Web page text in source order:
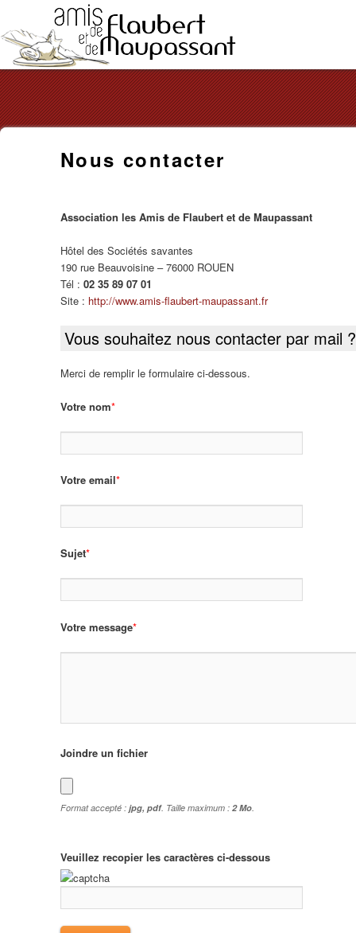
Les
Flaubert
Maupassant
Nous contacter
Association les Amis de Flaubert et de Maupassant
Hôtel des Sociétés savantes
190 rue Beauvoisine – 76000 ROUEN
Tél : 02 35 89 07 01
Site : http://www.amis-flaubert-maupassant.fr
Vous souhaitez nous contacter par mail ?
Merci de remplir le formulaire ci-dessous.
Votre nom*
Votre email*
Sujet*
Votre message*
Joindre un fichier
Format accepté : jpg, pdf. Taille maximum : 2 Mo
Veuillez recopier les caractères ci-dessous